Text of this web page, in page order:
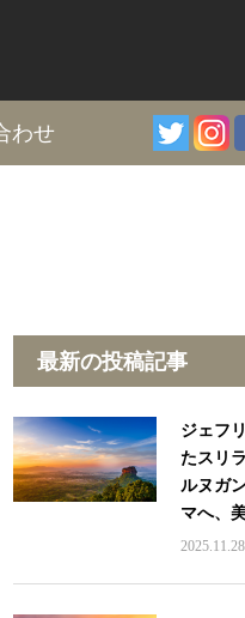
わせ
最新の投稿記事
ジェフ
たスリ
ルヌガ
マへ、
2025.11.28